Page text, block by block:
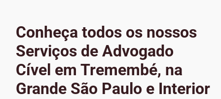
Conheça todos os nossos
Serviços de Advogado
Cível em Tremembé, na
Grande São Paulo e Interior